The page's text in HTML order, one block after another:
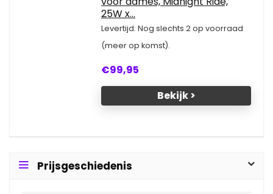
25W x...
Levertijd: Nog slechts 2 op voorraad
(meer op komst).
€99,95
Bekijk >
Prijsgeschiedenis